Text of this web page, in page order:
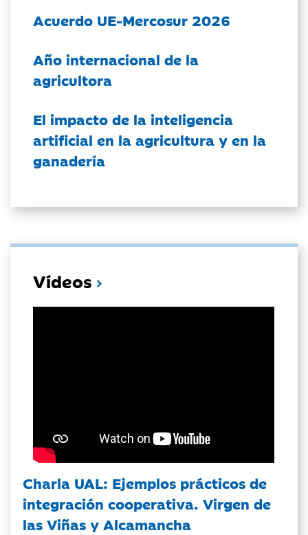
Acuerdo UE-Mercosur 2026
Año internacional de la
agricultora
El impacto de la inteligencia
artificial en la agricultura y en la
ganadería
Vídeos
Charla UAL: Ejemplos prácticos de
integración cooperativa. Virgen de
las Viñas y Alcamancha